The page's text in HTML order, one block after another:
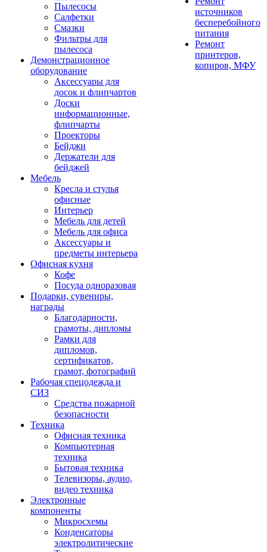
Пылесосы
Салфетки
Смазки
Фильтры для
пылесоса
Демонстрационное
оборудование
Аксессуары для
досок и флипчартов
Доски
информационные,
флипчарты
Проекторы
Бейджи
Держатели для
бейджей
Мебель
Кресла и стулья
офисные
Интерьер
Мебель для детей
Мебель для офиса
Аксессуары и
предметы интерьера
Офисная кухня
Кофе
Посуда одноразовая
Подарки, сувениры,
награды
Благодарности,
грамоты, дипломы
Рамки для
дипломов,
сертификатов,
грамот, фотографий
Рабочая спецодежда и
СИЗ
Средства пожарной
безопасности
Техника
Офисная техника
Компьютерная
техника
Бытовая техника
Телевизоры, аудио,
видео техника
Электронные
компоненты
Микросхемы
Конденсаторы
электролитические
источников
бесперебойного
питания
Ремонт
принтеров,
копиров, МФУ